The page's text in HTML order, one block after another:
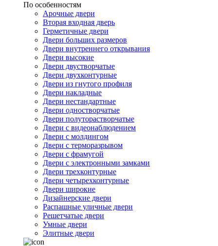
По особенностям
Арочные двери
Вторая входная дверь
Герметичные двери
Двери больших размеров
Двери внутреннего открывания
Двери высокие
Двери двустворчатые
Двери двухконтурные
Двери из гнутого профиля
Двери накладные
Двери нестандартные
Двери одностворчатые
Двери полуторастворчатые
Двери с видеонаблюдением
Двери с молдингом
Двери с терморазрывом
Двери с фрамугой
Двери с электронными замками
Двери трехконтурные
Двери четырехконтурные
Двери широкие
Дизайнерские двери
Распашные уличные двери
Решетчатые двери
Умные двери
Элитные двери